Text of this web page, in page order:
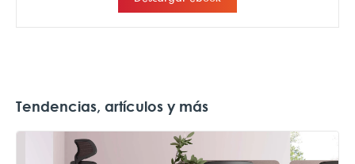
Tendencias, artículos y más